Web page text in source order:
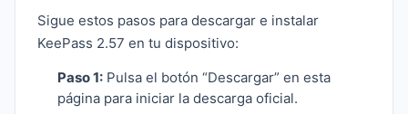
Sigue estos pasos para descargar e instalar
KeePass 2.57 en tu dispositivo:
Paso 1: Pulsa el botón “Descargar” en esta
página para iniciar la descarga oficial.